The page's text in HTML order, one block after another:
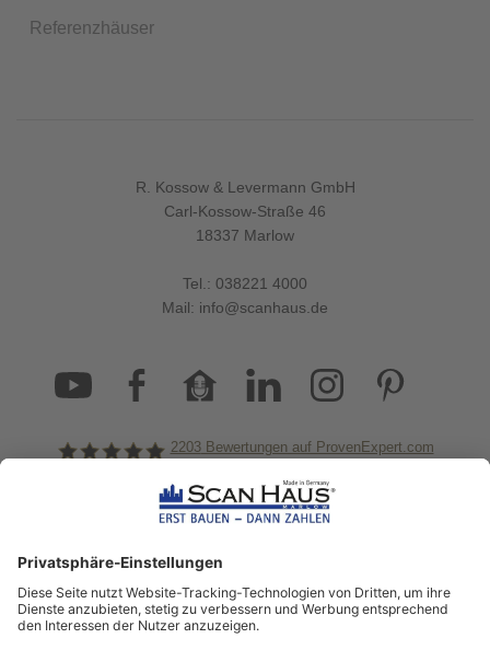
Referenzhäuser
R. Kossow & Levermann GmbH
Carl-Kossow-Straße 46
18337 Marlow
Tel.: 038221 4000
Mail: info@scanhaus.de
ScanHaus Marlow
2203Bewertungen auf ProvenExpert.com
informiert!
Aktuelle News rund um ScanHaus &